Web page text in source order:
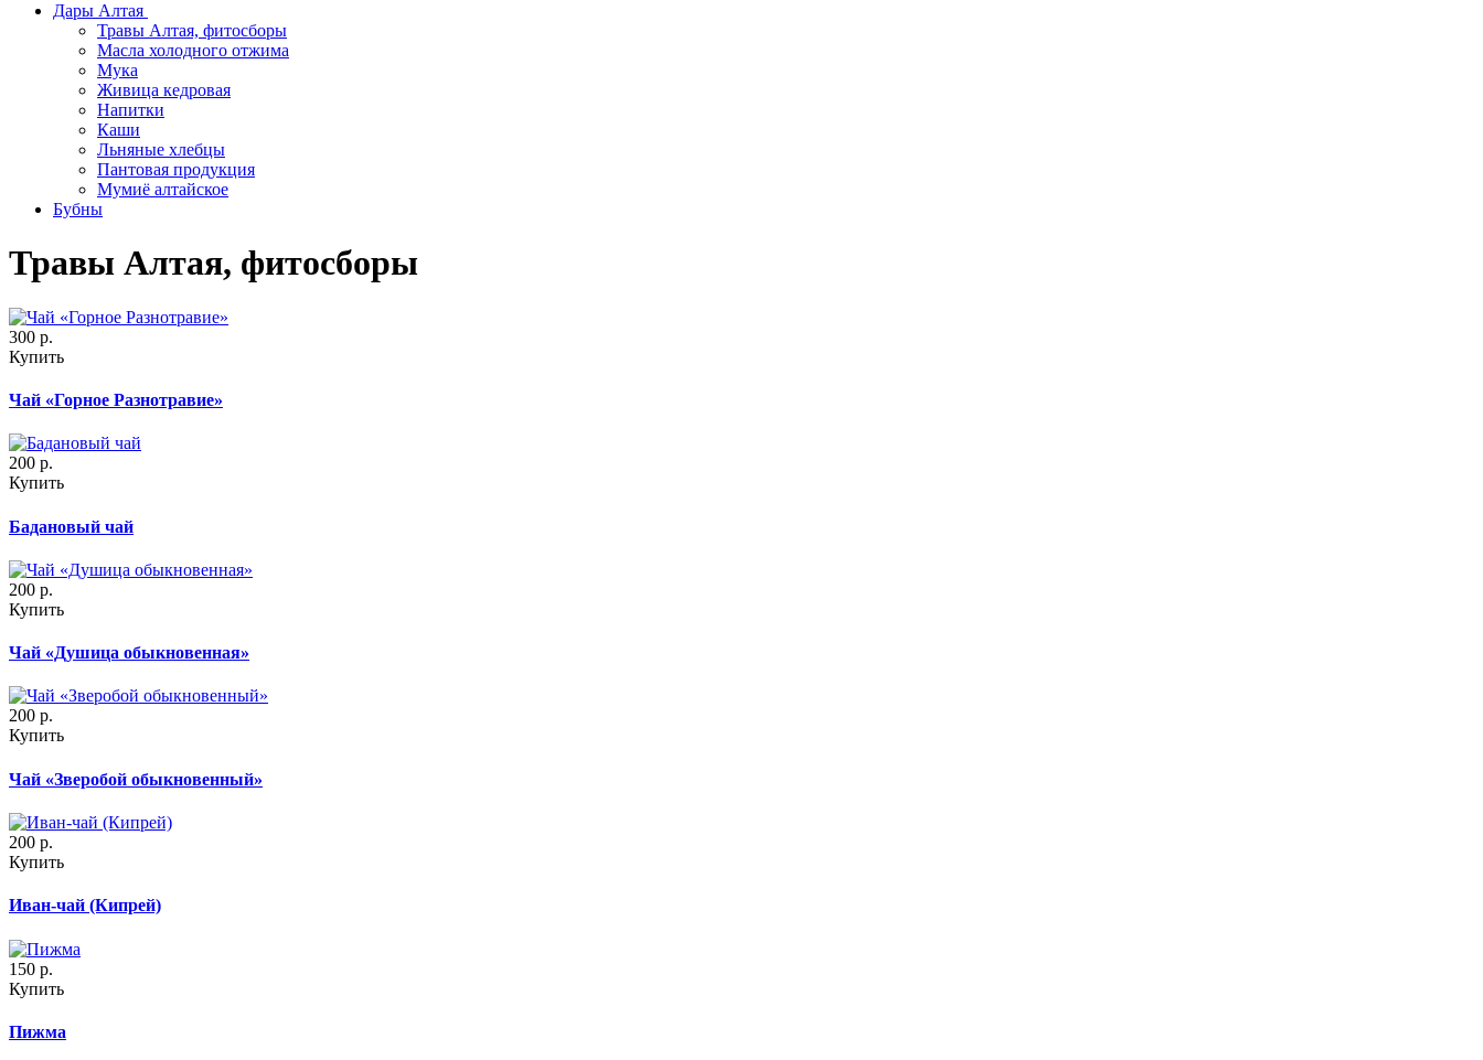
Дары Алтая
Травы Алтая, фитосборы
Масла холодного отжима
Мука
Живица кедровая
Напитки
Каши
Льняные хлебцы
Пантовая продукция
Мумиё алтайское
Бубны
Травы Алтая, фитосборы
300 р.
Купить
Чай «Горное Разнотравие»
200 р.
Купить
Бадановый чай
200 р.
Купить
Чай «Душица обыкновенная»
200 р.
Купить
Чай «Зверобой обыкновенный»
200 р.
Купить
Иван-чай (Кипрей)
150 р.
Купить
Пижма